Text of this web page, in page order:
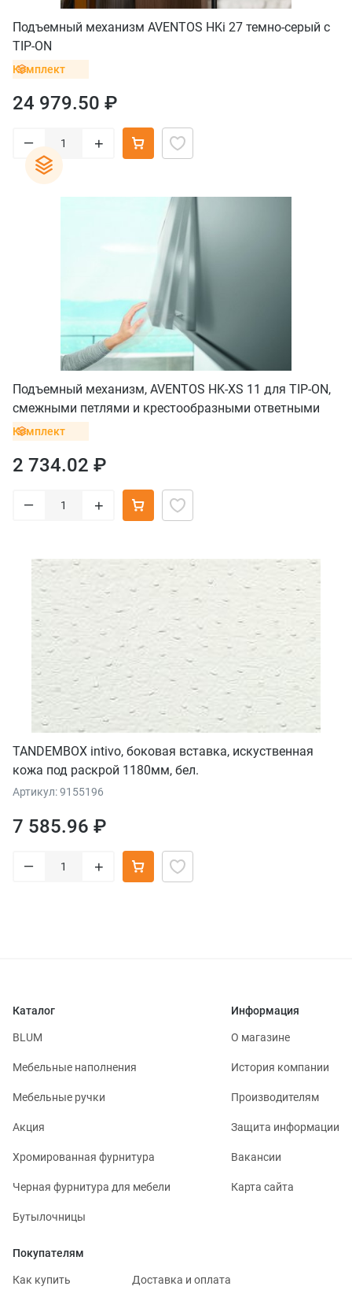
Подъемный механизм AVENTOS HKi 27 темно-серый с
TIP-ON
Комплект
24 979.50 ₽
– +
Подъемный механизм, AVENTOS HK-XS 11 для TIP-ON,
смежными петлями и крестообразными ответными
планками с винтом
Комплект
2 734.02 ₽
– +
TANDEMBOX intivo, боковая вставка, искуственная
кожа под раскрой 1180мм, бел.
Артикул: 9155196
7 585.96 ₽
– +
Каталог
BLUM
Мебельные наполнения
Мебельные ручки
Акция
Хромированная фурнитура
Черная фурнитура для мебели
Бутылочницы
Информация
О магазине
История компании
Производителям
Защита информации
Вакансии
Карта сайта
Покупателям
Как купить Доставка и оплата